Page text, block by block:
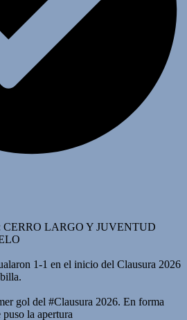
LARGO Y JUVENTUD
1-1 en el inicio del Clausura 2026
gol del #Clausura 2026. En forma
la apertura